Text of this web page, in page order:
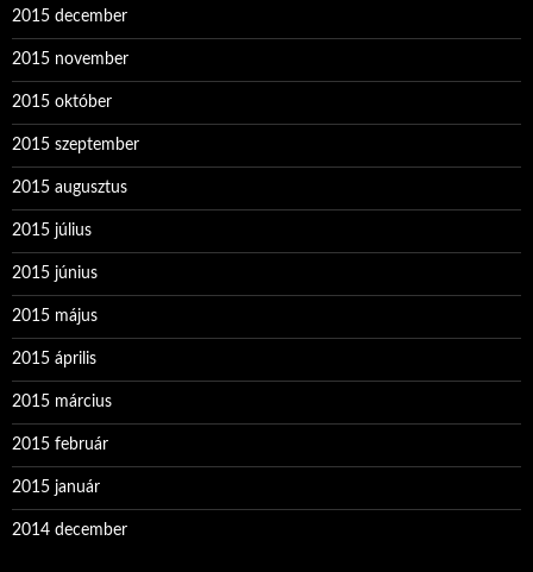
2015 december
2015 november
2015 október
2015 szeptember
2015 augusztus
2015 július
2015 június
2015 május
2015 április
2015 március
2015 február
2015 január
2014 december